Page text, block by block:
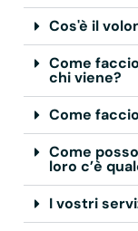
Cos'è il
Come
chi viene?
Come
Come
loro c’è
I vostri